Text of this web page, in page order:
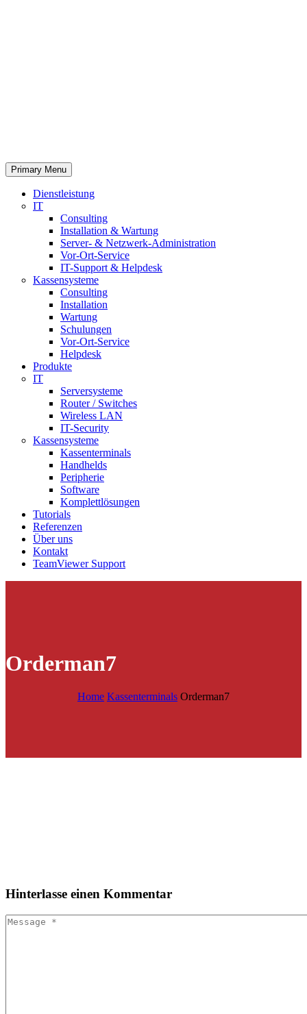
Primary Menu
Dienstleistung
IT
Consulting
Installation & Wartung
Server- & Netzwerk-Administration
Vor-Ort-Service
IT-Support & Helpdesk
Kassensysteme
Consulting
Installation
Wartung
Schulungen
Vor-Ort-Service
Helpdesk
Produkte
IT
Serversysteme
Router / Switches
Wireless LAN
IT-Security
Kassensysteme
Kassenterminals
Handhelds
Peripherie
Software
Komplettlösungen
Tutorials
Referenzen
Über uns
Kontakt
TeamViewer Support
Orderman7
Home Kassenterminals Orderman7
Hinterlasse einen Kommentar